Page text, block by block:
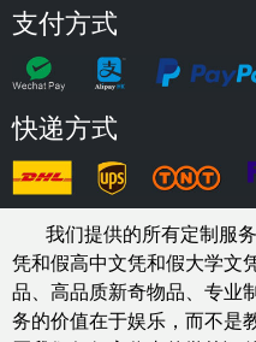
支付方式
快递方式
我们提供的所有定制服
凭和假高中文凭和假大学文
品、高品质新奇物品、专业
务的价值在于娱乐，而不是